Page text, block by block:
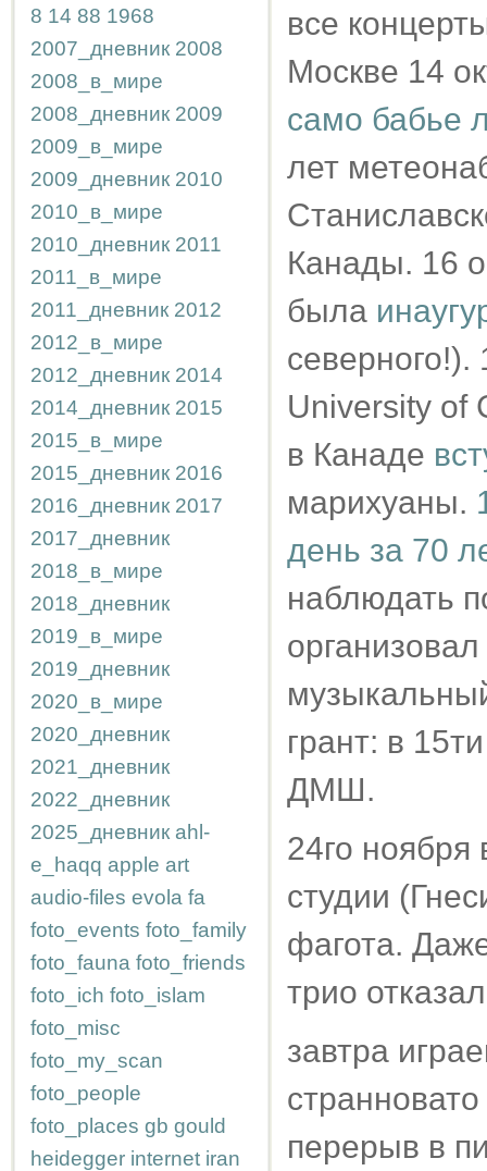
8 14 88 1968
2007_дневник 2008
2008_в_мире
2008_дневник 2009
2009_в_мире
2009_дневник 2010
2010_в_мире
2010_дневник 2011
2011_в_мире
2011_дневник 2012
2012_в_мире
2012_дневник 2014
2014_дневник 2015
2015_в_мире
2015_дневник 2016
2016_дневник 2017
2017_дневник
2018_в_мире
2018_дневник
2019_в_мире
2019_дневник
2020_в_мире
2020_дневник
2021_дневник
2022_дневник
2025_дневник ahl-
e_haqq apple art
audio-files evola fa
foto_events foto_family
foto_fauna foto_friends
foto_ich foto_islam
foto_misc
foto_my_scan
foto_people
foto_places gb gould
heidegger internet iran
все
Москве 14
само бабье
лет
Канады. 16
была
северного!).
University of
в Канаде
марихуаны.
день за 70
наблюдать
грант: в
ДМШ.
24го
студии
фагота.
трио
завтра
перерыв в